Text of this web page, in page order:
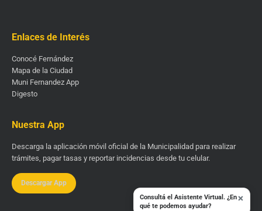
Enlaces de Interés
Conocé Fernández
Mapa de la Ciudad
Muni Fernandez App
Digesto
Nuestra App
Descarga la aplicación móvil oficial de la Municipalidad para realizar
trámites, pagar tasas y reportar incidencias desde tu celular.
Descargar App
Consultá el Asistente Virtual. ¿En
qué te podemos ayudar?
×